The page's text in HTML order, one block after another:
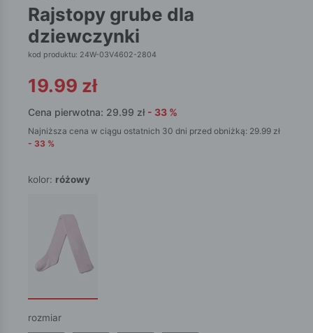
rajstopy grube dla
dziewczynki
kod produktu: 24W-03V4602-2804
19.99 zł
Cena pierwotna: 29.99 zł - 33 %
Najniższa cena w ciągu ostatnich 30 dni przed obniżką: 29.99 zł
- 33 %
kolor: różowy
rozmiar